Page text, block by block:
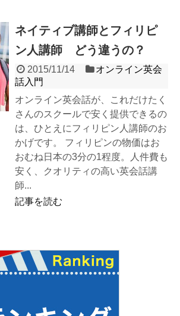
ネイティブ講師とフィリピ
ン人講師 どう違うの？
2015/11/14
オンライン英会
話入門
オンライン英会話が、これだけたく
さんのスクールで安く提供できるの
は、ひとえにフィリピン人講師のお
かげです。 フィリピンの物価はお
おむね日本の3分の1程度。人件費も
安く、クオリティの高い英会話講
師...
記事を読む